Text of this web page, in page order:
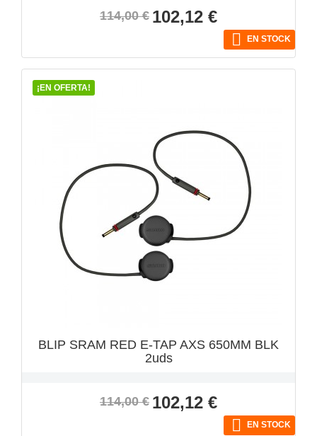
Precio
114,00 € Precio
102,12 €
 EN STOCK
¡EN OFERTA!
BLIP SRAM RED E-TAP AXS 650MM BLK
2uds
Precio
114,00 € Precio
102,12 €
 EN STOCK
VISTA RÁPIDA